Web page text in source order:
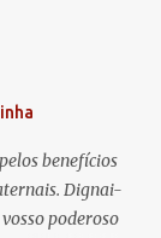
benefícios
Dignai-
poderoso